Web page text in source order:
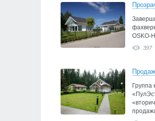
OSKO-
397
Группа